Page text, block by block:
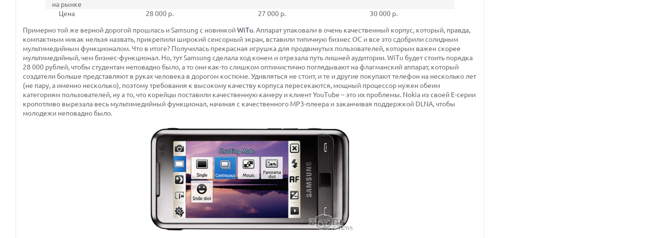
на рынке
Цена 28 000 р. 27 000 р. 30 000 р.
Примерно той же верной дорогой прошлась и Samsung с новинкойWiTu. Аппарат упаковали в очень качественный корпус, который, правда,
компактным никак нельзя назвать, прикрепили широкий сенсорный экран, вставили типичную бизнес ОС и все это сдобрили солидным
мультимедийным функционалом. Что в итоге? Получилась прекрасная игрушка для продвинутых пользователей, которым важен скорее
мультимедийный, чем бизнес-функционал. Но, тут Samsung сделала ход конем и отрезала путь лишней аудитории. WiTu будет стоить порядка
28 000 рублей, чтобы студентам неповадно было, а то они как-то слишком оптимистично поглядывают на флагманский аппарат, который
создатели больше представляют в руках человека в дорогом костюме. Удивляться не стоит, и те и другие покупают телефон на несколько лет
(не пару, а именно несколько), поэтому требования к высокому качеству корпуса пересекаются, мощный процессор нужен обеим
категориям пользователей, ну а то, что корейцы поставили качественную камеру и клиент YouTube – это их проблемы. Nokia из своей E-серии
кропотливо вырезала весь мультимедийный функционал, начиная с качественного МР3-плеера и заканчивая поддержкой DLNA, чтобы
молодежи неповадно было.